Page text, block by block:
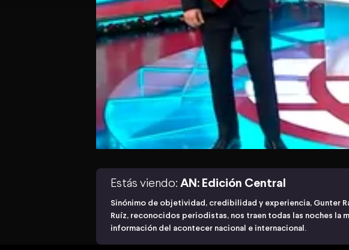
Estás viendo: AN: Edición Central
Sinónimo de objetividad, credibilidad y experiencia, Gunter
Ruíz, reconocidos periodistas, nos traen todas las noches la
información del acontecer nacional e internacional.